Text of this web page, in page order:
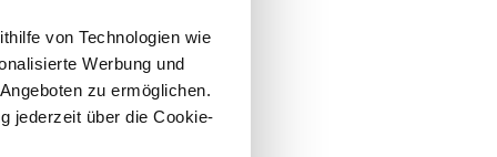
von Technologien wie
Werbung und
zu ermöglichen.
jederzeit über die Cookie-